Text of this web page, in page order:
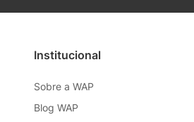
Institucional
Sobre a WAP
Blog WAP